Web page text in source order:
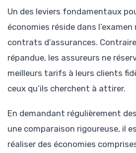
Un des leviers fondamentaux
économies réside dans
contrats d’assurances.
répandue, les assureurs ne
meilleurs tarifs à leurs clients
ceux qu’ils cherchent à attirer.
En demandant régulièrement
une comparaison rigoureuse, il
réaliser des économies